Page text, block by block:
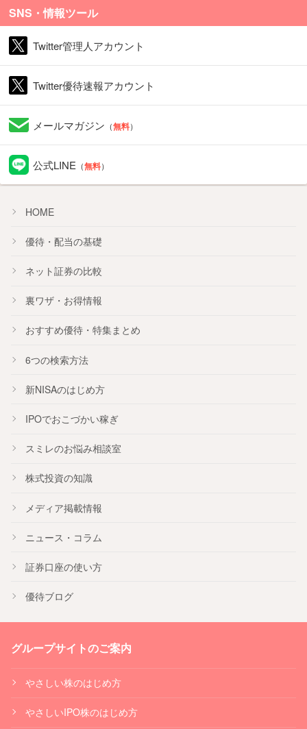
SNS・情報ツール
Twitter管理人アカウント
Twitter優待速報アカウント
メールマガジン （無料）
公式LINE （無料）
HOME
優待・配当の基礎
ネット証券の比較
裏ワザ・お得情報
おすすめ優待・ 特集まとめ
6つの検索方法
新NISAのはじめ方
IPOでおこづかい稼ぎ
スミレのお悩み相談室
株式投資の知識
メディア掲載情報
ニュース・コラム
証券口座の使い方
優待ブログ
グループサイトのご案内
やさしい株のはじめ方
やさしいIPO株のはじめ方